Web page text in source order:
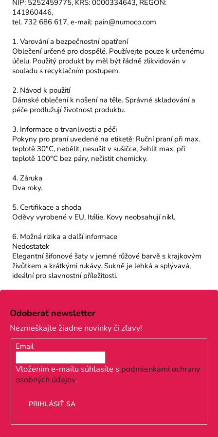
NIP: 5252459775, KRS: 0000334643, REGON:
141960446,
tel. 732 686 617, e-mail: pain@numoco.com
1. Varování a bezpečnostní opatření
Oblečení určené pro dospělé. Používejte pouze k určenému
účelu. Použitý produkt by měl být řádně zlikvidován v
souladu s recyklačním postupem.
2. Návod k použití
Dámské oblečení k nošení na těle. Správné skladování a
péče prodlužují životnost produktu.
3. Informace o trvanlivosti a péči
Pokyny pro praní uvedené na etiketě: Ruční praní při max.
teplotě 30°C, nebělit, nesušit v sušičce, žehlit max. při
teplotě 100°C bez páry, nečistit chemicky.
4. Záruka
Dva roky.
5. Certifikace a shoda
Oděvy vyrobené v EU, Itálie. Kovy neobsahují nikl.
6. Možná rizika a další informace
Nedostatek
Elegantní šifonové šaty v jemné růžové barvě s krajkovým
živůtkem a krátkými rukávy. Sukně je lehká a splývavá,
ideální pro slavnostní příležitosti.
Z
Odoberať newsletter
Nezmeškajte žiadne novinky či zľavy!
Email
Vložením e-mailu súhlasíte s podmienkami ochrany
osobných údajov.
PRIHLÁSIŤ SA